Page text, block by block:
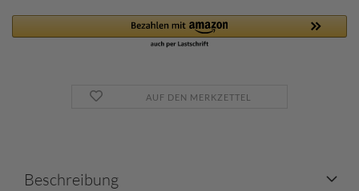
AUF DEN MERKZETTEL
Beschreibung